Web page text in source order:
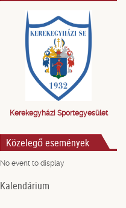
Kerekegyházi Sportegyesület
Közelegő események
No event to display
Kalendárium